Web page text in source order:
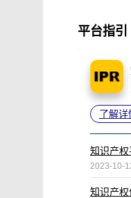
平台指引
了解详
知识产权
2023-10-
知识产